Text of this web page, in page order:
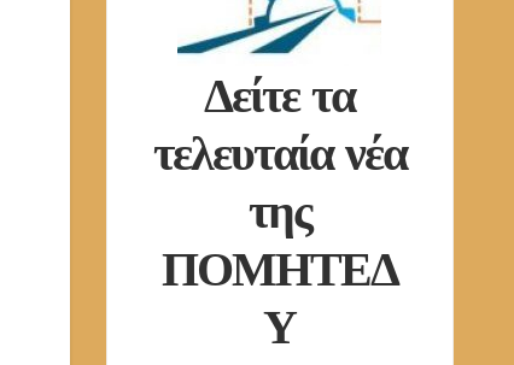
Δείτε τα
τελευταία νέα
της
ΠΟΜΗΤΕΔ
Υ